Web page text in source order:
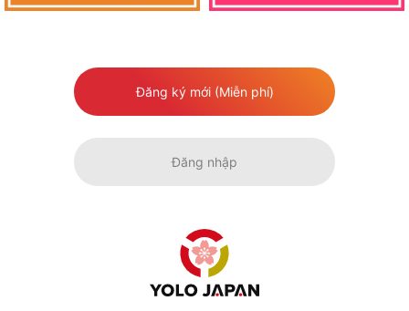
Đăng ký mới (Miễn phí)
Đăng nhập